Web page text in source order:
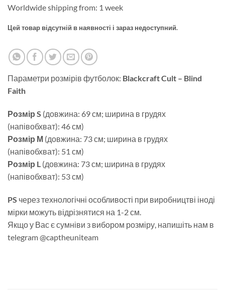
Worldwide shipping from: 1 week
Цей товар відсутній в наявності і зараз недоступний.
Параметри розмірів футболок: Blackcraft Cult – Blind
Faith
Розмір S (довжина: 69 см; ширина в грудях
(напівобхват): 46 см)
Розмір М (довжина: 73 см; ширина в грудях
(напівобхват): 51 см)
Розмір L (довжина: 73 см; ширина в грудях
(напівобхват): 53 см)
PS через технологічні особливості при виробництві іноді
мірки можуть відрізнятися на 1-2 см.
Якщо у Вас є сумніви з вибором розміру, напишіть нам в
telegram @captheuniteam